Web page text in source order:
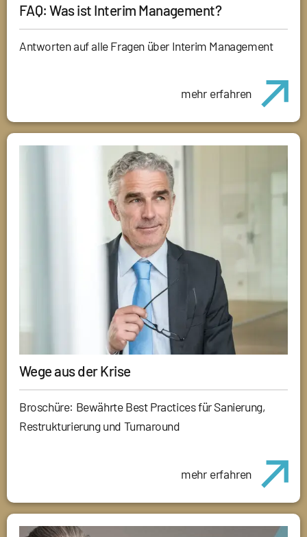
FAQ: Was ist Interim Management?
Antworten auf alle Fragen über Interim Management
mehr erfahren
Wege aus der Krise
Broschüre: Bewährte Best Practices für Sanierung,
Restrukturierung und Turnaround
mehr erfahren